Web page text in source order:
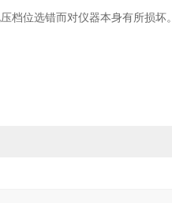
档位选错而对仪器本身有所损坏。